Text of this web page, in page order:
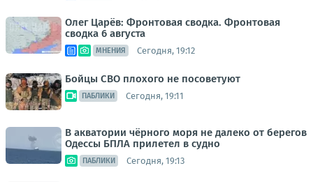
Олег Царёв: Фронтовая сводка. Фронтовая
сводка 6 августа
МНЕНИЯ Сегодня, 19:12
Бойцы СВО плохого не посоветуют
ПАБЛИКИ Сегодня, 19:11
В акватории чёрного моря не далеко от берегов
Одессы БПЛА прилетел в судно
ПАБЛИКИ Сегодня, 19:13